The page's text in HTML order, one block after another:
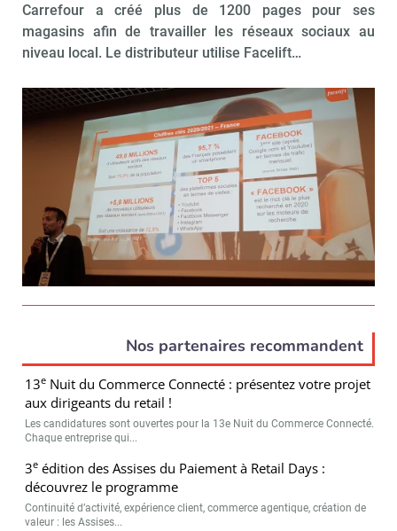
Carrefour a créé plus de 1200 pages pour ses
magasins afin de travailler les réseaux sociaux au
niveau local. Le distributeur utilise Facelift…
Nos partenaires recommandent
13e Nuit du Commerce Connecté : présentez votre projet
aux dirigeants du retail !
Les candidatures sont ouvertes pour la 13e Nuit du Commerce Connecté.
Chaque entreprise qui...
3e édition des Assises du Paiement à Retail Days :
découvrez le programme
Continuité d’activité, expérience client, commerce agentique, création de
valeur : les Assises...